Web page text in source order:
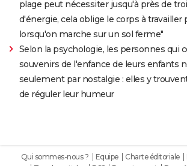
plage peut nécessiter jusqu'à près de
d'énergie, cela oblige le corps à travailler
lorsqu'on marche sur un sol ferme"
Selon la psychologie, les personnes qui
souvenirs de l'enfance de leurs enfants
seulement par nostalgie : elles y
de réguler leur humeur
Qui sommes-nous ? Equipe Charte éditoriale